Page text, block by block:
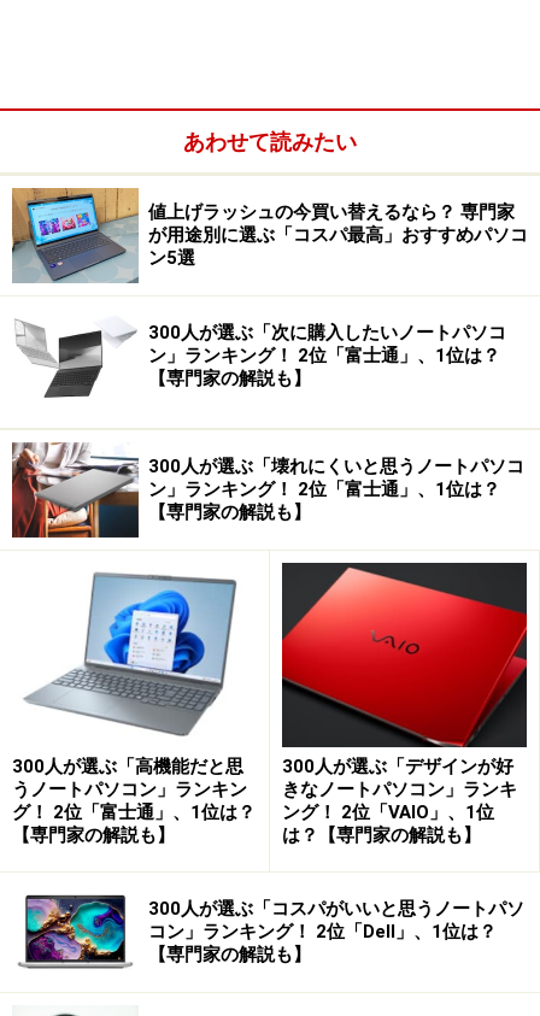
デファクトスタンダードであることには大きなメリット
があります。Windowsについて身の回りに知っている人
が多く、書籍やインターネット上にも多くの情報が公開
されているからです。
特にパソコンの操作方法などが分からない初心者にとっ
会社の同僚にすぐ聞くことができるから
です。他のOSで
はWindowsほどスムーズにはいかないでしょう。
2.各社様々なモデルを出しているので自分
に最適なパソコンを選べる
WindowsはMicrosoft社が開発しているソフトウェアで
す。そのWindowsを動かすためのハードウェアについて
は、各社様々なモデルを開発しています。
そのため、一口にWindowsといっても、ハードウェアを
含めると様々な用途を想定したモデルが無数に販売され
ています。持ち運びに便利な超小型のパソコンもあれ
ば、高度な処理性能を備える重量級のパソコンまで様々
です。
このように特定の企業に依存せず、様々な企業が販売す
るパソコンの中から自分にあったものを選べる
あわせて読みたい
値上げラッシュの今買い替えるなら？ 専門家
が用途別に選ぶ「コスパ最高」おすすめパソコ
ン5選
300人が選ぶ「次に購入したいノートパソコ
ン」ランキング！ 2位「富士通」、1位は？
【専門家の解説も】
300人が選ぶ「壊れにくいと思うノートパソコ
ン」ランキング！ 2位「富士通」、1位は？
【専門家の解説も】
300人が選ぶ「高機能だと思
うノートパソコン」ランキン
グ！ 2位「富士通」、1位は？
【専門家の解説も】
300人が選ぶ「デザインが好
きなノートパソコン」ランキ
ング！ 2位「VAIO」、1位
は？【専門家の解説も】
300人が選ぶ「コスパがいいと思うノートパソ
コン」ランキング！ 2位「Dell」、1位は？
【専門家の解説も】